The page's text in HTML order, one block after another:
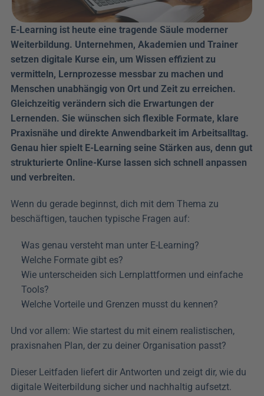
E-Learning ist heute eine tragende Säule moderner
Weiterbildung. Unternehmen, Akademien und Trainer
setzen digitale Kurse ein, um Wissen effizient zu
vermitteln, Lernprozesse messbar zu machen und
Menschen unabhängig von Ort und Zeit zu erreichen.
Gleichzeitig verändern sich die Erwartungen der
Lernenden. Sie wünschen sich flexible Formate, klare
Praxisnähe und direkte Anwendbarkeit im Arbeitsalltag.
Genau hier spielt E-Learning seine Stärken aus, denn gut
strukturierte Online-Kurse lassen sich schnell anpassen
und verbreiten.
Wenn du gerade beginnst, dich mit dem Thema zu
beschäftigen, tauchen typische Fragen auf:
Was genau versteht man unter E-Learning?
Welche Formate gibt es?
Wie unterscheiden sich Lernplattformen und einfache
Tools?
Welche Vorteile und Grenzen musst du kennen?
Und vor allem: Wie startest du mit einem realistischen,
praxisnahen Plan, der zu deiner Organisation passt?
Dieser Leitfaden liefert dir Antworten und zeigt dir, wie du
digitale Weiterbildung sicher und nachhaltig aufsetzt.